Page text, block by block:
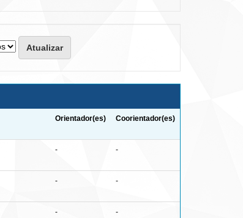
Orientador(es) Coorientador(es)
- -
- -
- -